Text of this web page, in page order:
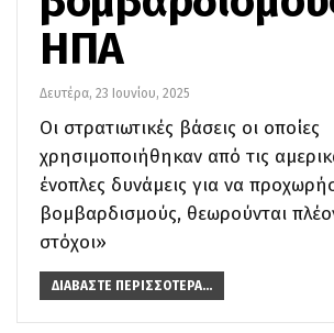
ΗΠΑ
Δευτέρα, 23 Ιουνίου, 2025
Οι στρατιωτικές βάσεις οι οποίες
χρησιμοποιήθηκαν από τις
ένοπλες δυνάμεις για να
βομβαρδισμούς, θεωρούνται
στόχοι»
ΔΙΑΒΆΣΤΕ ΠΕΡΙΣΣΌΤΕΡΑ...